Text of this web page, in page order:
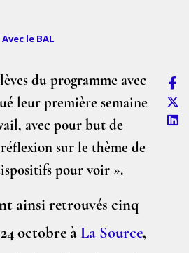
Avec le BAL
du programme avec
leur première semaine
avec pour but de
sur le thème de
pour voir ».
ainsi retrouvés cinq
octobre à La Source,